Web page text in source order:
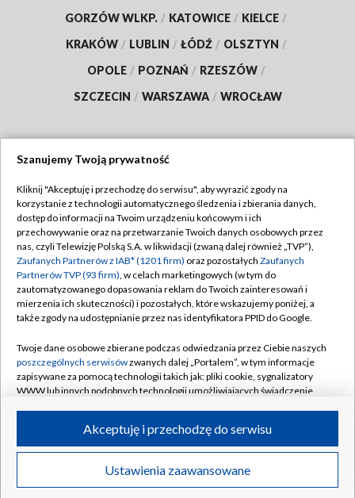
GORZÓW WLKP. / KATOWICE / KIELCE /
KRAKÓW / LUBLIN / ŁÓDŹ / OLSZTYN /
OPOLE / POZNAŃ / RZESZÓW /
SZCZECIN / WARSZAWA / WROCŁAW
TVP
Abonament TVP
Emisja w TVP
Centrum informacji TVP
Naziemna Telewizja Cyfrowa
Rada Programowa
System NOS
Informacje o nadawcy
Program dla prasy
Ogłoszenie przetargowe
Regulamin TVP
Polityka prywatności
Moje zgody
Pomoc
Kontakt
Kanały
©2026 Telewizja Polska S.A. w likwidacji
Szanujemy Twoją prywatność
Kliknij "Akceptuję i przechodzę do serwisu", aby wyrazić zgody na
korzystanie z technologii automatycznego śledzenia i zbierania danych,
dostęp do informacji na Twoim urządzeniu końcowym i ich
przechowywanie oraz na przetwarzanie Twoich danych osobowych przez
nas, czyli Telewizję Polską S.A. w likwidacji (zwaną dalej również „TVP”),
Zaufanych Partnerów z IAB* (1201 firm) oraz pozostałych Zaufanych
Partnerów TVP (93 firm), w celach marketingowych (w tym do
zautomatyzowanego dopasowania reklam do Twoich zainteresowań i
mierzenia ich skuteczności) i pozostałych, które wskazujemy poniżej, a
także zgody na udostępnianie przez nas identyfikatora PPID do Google.
Twoje dane osobowe zbierane podczas odwiedzania przez Ciebie naszych
poszczególnych serwisówzwanych dalej „Portalem”, w tym informacje
zapisywane za pomocą technologii takich jak: pliki cookie, sygnalizatory
WWW lub innych podobnych technologii umożliwiających świadczenie
ruchu w Internecie.
Twoje dane osobowe zbierane podczas odwiedzania przez Ciebie
poszczególnych serwisówna Portalu, takie jak adresy IP, identyfikatory
Ustawienia zaawansowane
Akceptuję i przechodzę do serwisu